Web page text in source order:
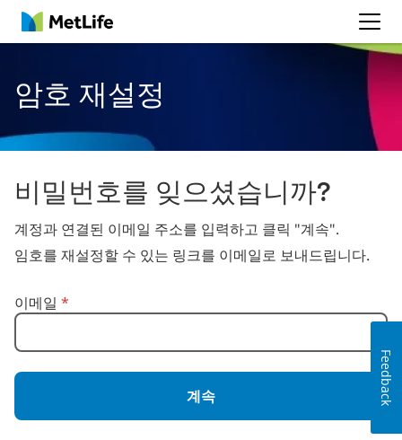
MetLife
암호 재설정
비밀번호를 잊으셨습니까?
계정과 연결된 이메일 주소를 입력하고 클릭 "계속".
임호를 재설정할 수 있는 링크를 이메일로 보내드립니다.
이메일로 암호 재설정
이메일 *
계속 Feedback